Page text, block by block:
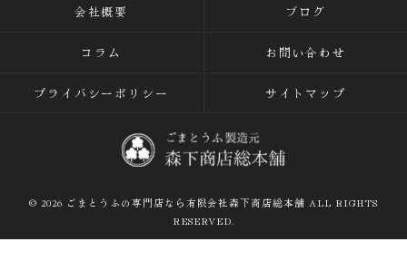
会社概要 ブログ
コラム お問い合わせ
プライバシーポリシー サイトマップ
© 2026 ごまとうふの専門店なら有限会社森下商店総本舗 ALL RIGHTS
RESERVED.